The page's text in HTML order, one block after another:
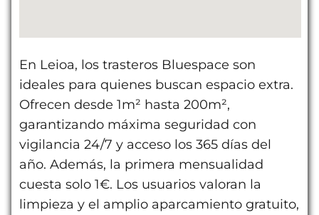
En Leioa, los trasteros Bluespace son
ideales para quienes buscan espacio extra.
Ofrecen desde 1m² hasta 200m²,
garantizando máxima seguridad con
vigilancia 24/7 y acceso los 365 días del
año. Además, la primera mensualidad
cuesta solo 1€. Los usuarios valoran la
limpieza y el amplio aparcamiento gratuito,